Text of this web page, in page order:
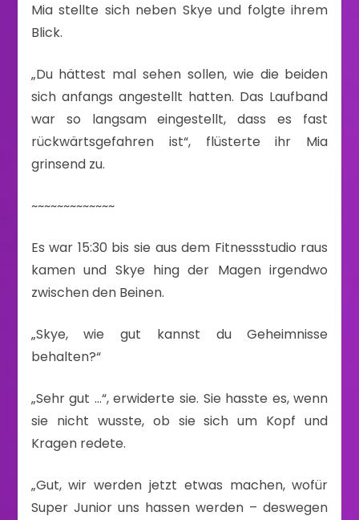
Mia stellte sich neben Skye und folgte ihrem
Blick.
„Du hättest mal sehen sollen, wie die beiden
sich anfangs angestellt hatten. Das Laufband
war so langsam eingestellt, dass es fast
rückwärtsgefahren ist“, flüsterte ihr Mia
grinsend zu.
~~~~~~~~~~~~~
Es war 15:30 bis sie aus dem Fitnessstudio raus
kamen und Skye hing der Magen irgendwo
zwischen den Beinen.
„Skye, wie gut kannst du Geheimnisse
behalten?“
„Sehr gut …“, erwiderte sie. Sie hasste es, wenn
sie nicht wusste, ob sie sich um Kopf und
Kragen redete.
„Gut, wir werden jetzt etwas machen, wofür
Super Junior uns hassen werden – deswegen